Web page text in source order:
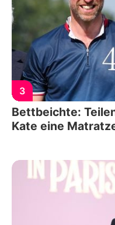
3
Bettbeichte:
Kate eine